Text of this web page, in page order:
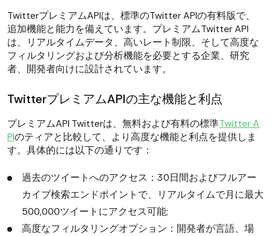
TwitterプレミアムAPIは、標準のTwitter APIの有料版で、
追加機能と能力を備えています。プレミアムTwitter API
は、リアルタイムデータ、高いレート制限、そして高度な
フィルタリングおよび分析機能を必要とする企業、研究
者、開発者向けに設計されています。
TwitterプレミアムAPIの主な機能と利点
プレミアムAPI Twitterは、無料および有料の標準Twitter A
PIのティアと比較して、より高度な機能と利点を提供しま
す。具体的には以下の通りです：
過去のツイートへのアクセス：30日間およびフルアー
カイブ検索エンドポイントで、リアルタイムで月に最大
500,000ツイートにアクセス可能;
高度なフィルタリングオプション：開発者が言語、場